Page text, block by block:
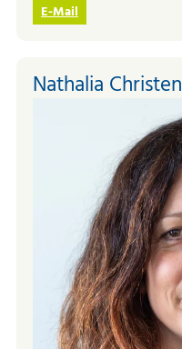
E-Mail
Nathalia Christen